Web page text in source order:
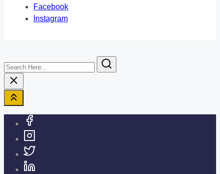
Facebook
Instagram
Search
Here...